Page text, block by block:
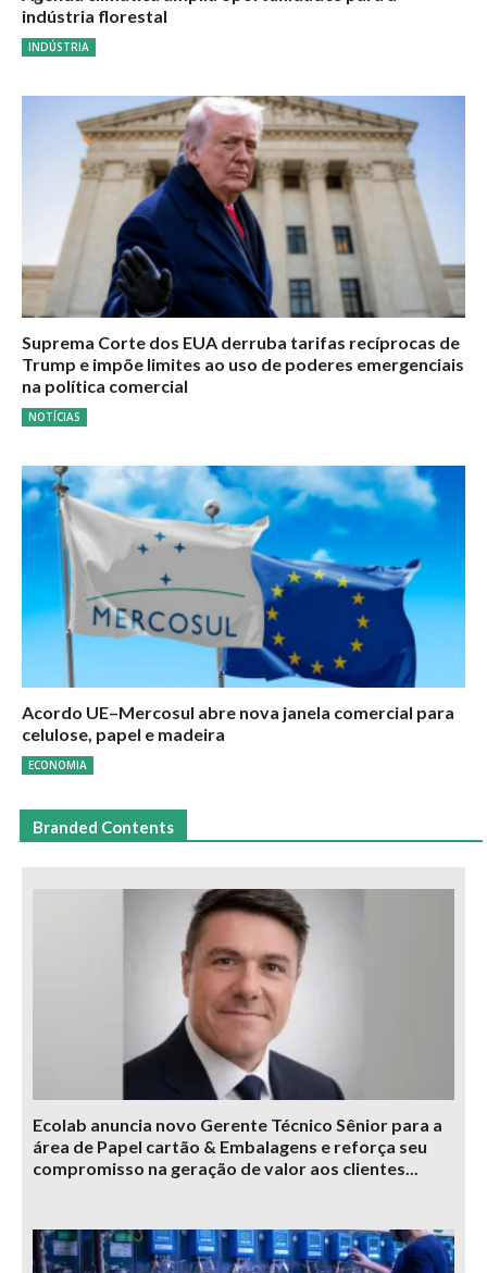
indústria florestal
INDÚSTRIA
Suprema Corte dos EUA derruba tarifas recíprocas de
Trump e impõe limites ao uso de poderes emergenciais
na política comercial
NOTÍCIAS
Acordo UE–Mercosul abre nova janela comercial para
celulose, papel e madeira
ECONOMIA
Branded Contents
Ecolab anuncia novo Gerente Técnico Sênior para a
área de Papel cartão & Embalagens e reforça seu
compromisso na geração de valor aos clientes...